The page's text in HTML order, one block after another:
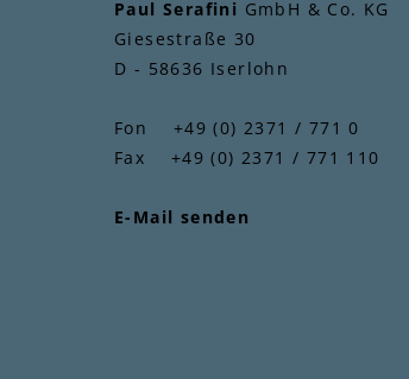
Paul Serafini GmbH & Co. KG
Giesestraße 30
D - 58636 Iserlohn
Fon +49 (0) 2371 / 771 0
Fax +49 (0) 2371 / 771 110
E-Mail senden